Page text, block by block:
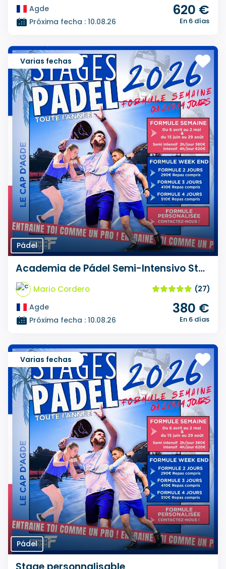
Agde
Próxima fecha : 10.08.26
620 €
En 6 días
Varias fechas
Pádel
Academia de Pádel Semi-Intensivo Stage French Touch
Mario Cordero
(27)
Agde
Próxima fecha : 10.08.26
380 €
En 6 días
Varias fechas
Pádel